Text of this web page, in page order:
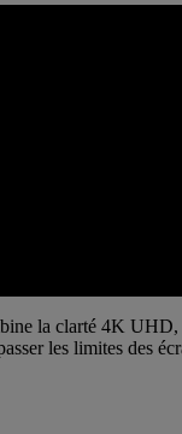
la clarté 4K UHD,
les limites des